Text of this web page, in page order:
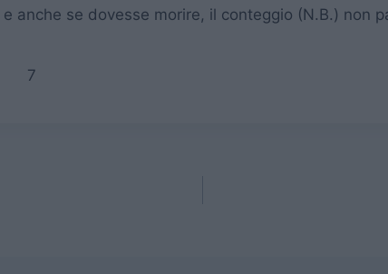
anche se dovesse morire, il conteggio (N.B.) non
7